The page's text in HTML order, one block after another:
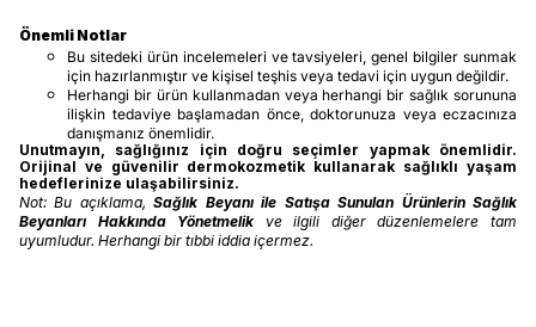
Önemli Notlar
Bu sitedeki ürün incelemeleri ve tavsiyeleri, genel bilgiler sunmak
için hazırlanmıştır ve kişisel teşhis veya tedavi için uygun değildir.
Herhangi bir ürün kullanmadan veya herhangi bir sağlık sorununa
ilişkin tedaviye başlamadan önce, doktorunuza veya eczacınıza
danışmanız önemlidir.
Unutmayın, sağlığınız için doğru seçimler yapmak önemlidir.
Orijinal ve güvenilir dermokozmetik kullanarak sağlıklı yaşam
hedeflerinize ulaşabilirsiniz.
Not: Bu açıklama,Sağlık Beyanı ile Satışa Sunulan Ürünlerin Sağlık
Beyanları Hakkında Yönetmelik ve ilgili diğer düzenlemelere tam
uyumludur. Herhangi bir tıbbi iddia içermez.